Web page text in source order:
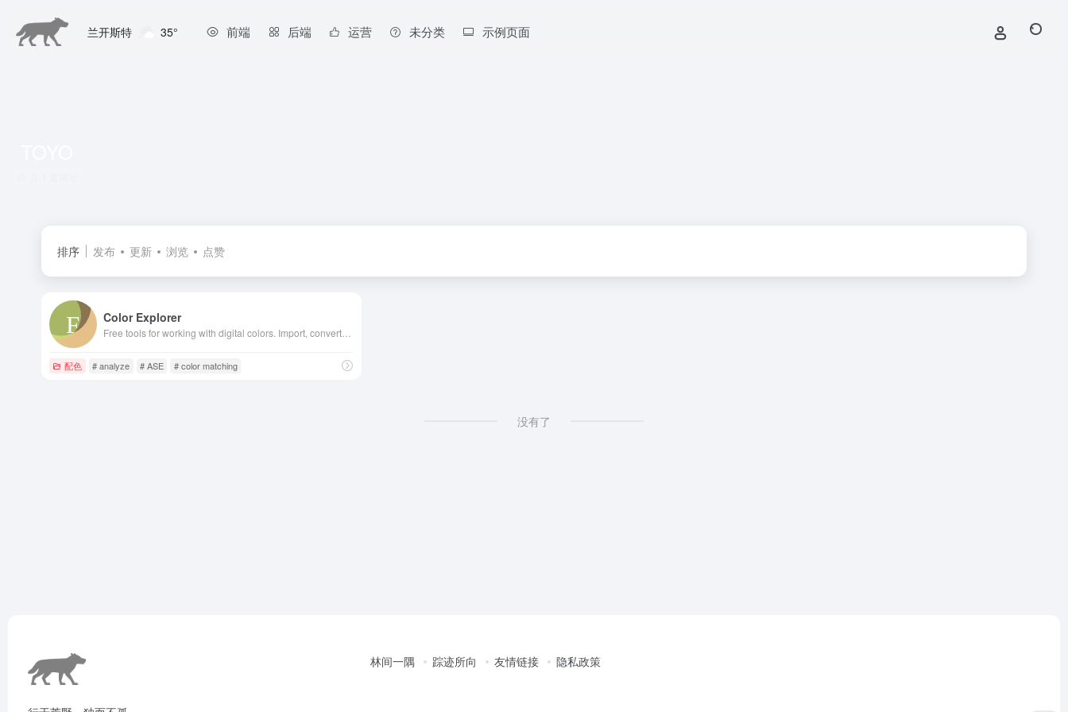
兰开斯特 35° 前端 后端 运营 未分类 示例页面
排序 发布 更新 浏览 点赞
Color Explorer
配色 # analyze # ASE # color matching
没有了
林间一隅 踪迹所向 友情链接 隐私政策